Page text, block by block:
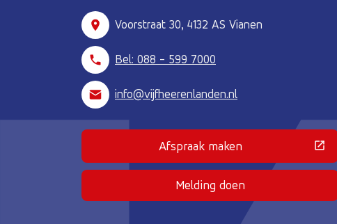
Voorstraat 30, 4132 AS Vianen
Bel: 088 - 599 7000
info@vijfheerenlanden.nl
Afspraak maken(Deze link gaat naar een
Melding doen